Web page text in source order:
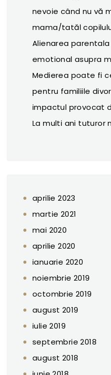
nevoie când nu vă
mama/tatăl
Alienarea
emotional asupra
Medierea poate fi
pentru familiile
impactul provocat
La multi ani tuturor
aprilie 2023
martie 2021
mai 2020
aprilie 2020
ianuarie 2020
noiembrie 2019
octombrie 2019
august 2019
iulie 2019
septembrie 2018
august 2018